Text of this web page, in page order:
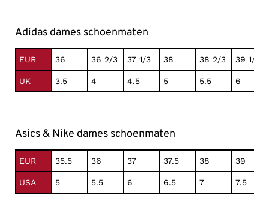
Adidas dames schoenmaten
EUR 36 36 2/3 37 1/3 38 38 2/3 39 1/3
UK 3.5 4 4.5 5 5.5 6
Asics & Nike dames schoenmaten
EUR 35.5 36 37 37.5 38 39
USA 5 5.5 6 6.5 7 7.5